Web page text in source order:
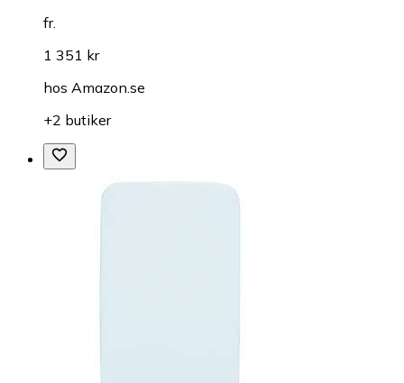
fr.
1 351 kr
hos Amazon.se
+2 butiker